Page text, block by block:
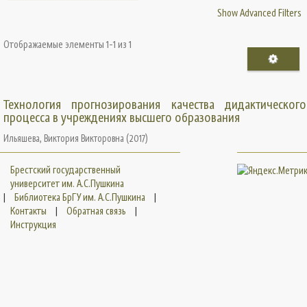
Show Advanced Filters
Отображаемые элементы 1-1 из 1
Технология прогнозирования качества дидактического
процесса в учреждениях высшего образования
Ильяшева, Виктория Викторовна (2017)
Брестский государственный
университет им. А.С.Пушкина
|
Библиотека БрГУ им. А.С.Пушкина
|
Контакты
| Обратная связь
|
Инструкция